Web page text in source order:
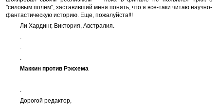
"силовым полем", заставивший меня понять, что я все-таки читаю научно-
фантастическую историю. Еще, пожалуйста!!!
Ли Хардинг, Виктория, Австралия.
.
.
.
Маккин против Рэкхема
.
.
Дорогой редактор,